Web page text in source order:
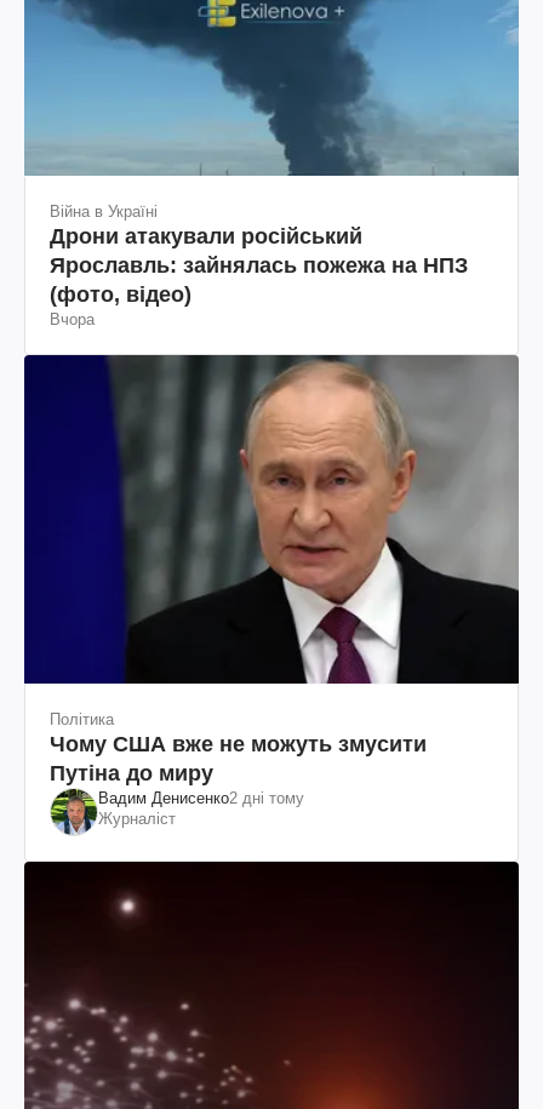
Війна в Україні
Дрони атакували російський
Ярославль: зайнялась пожежа на НПЗ
(фото, відео)
Вчора
Політика
Чому США вже не можуть змусити
Путіна до миру
Вадим Денисенко2 дні тому
Журналіст